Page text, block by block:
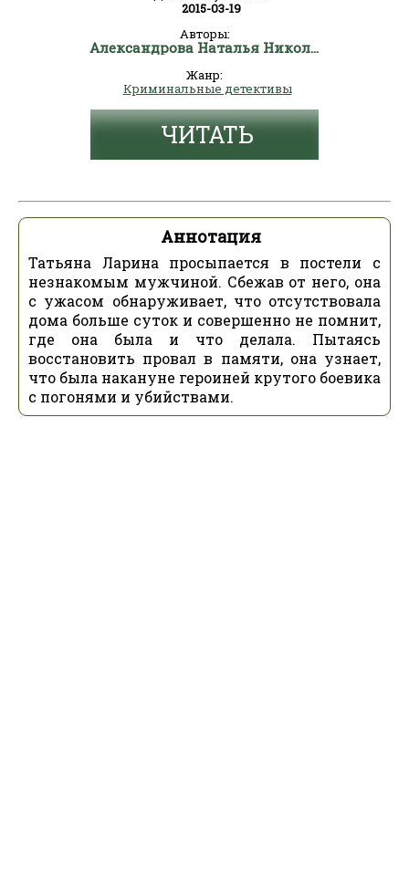
2015-03-19
Авторы:
Александрова Наталья Николаевна
Жанр:
Криминальные детективы
ЧИТАТЬ
Аннотация
Татьяна Ларина просыпается в постели с
незнакомым мужчиной. Сбежав от него, она
с ужасом обнаруживает, что отсутствовала
дома больше суток и совершенно не помнит,
где она была и что делала. Пытаясь
восстановить провал в памяти, она узнает,
что была накануне героиней крутого боевика
с погонями и убийствами.